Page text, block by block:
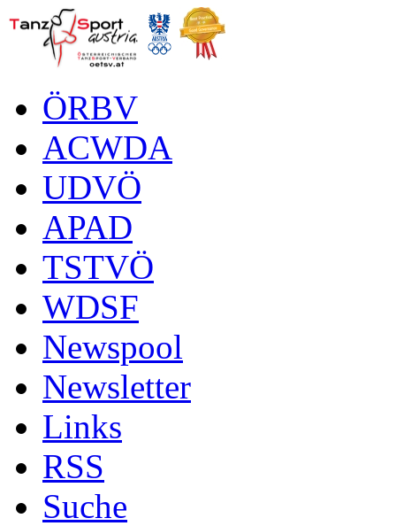
ÖRBV
ACWDA
UDVÖ
APAD
TSTVÖ
WDSF
Newspool
Newsletter
Links
RSS
Suche